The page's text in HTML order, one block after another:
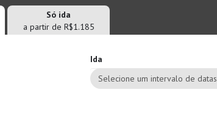
Só ida
a partir de R$1.185
Ida
Selecione um intervalo de datas